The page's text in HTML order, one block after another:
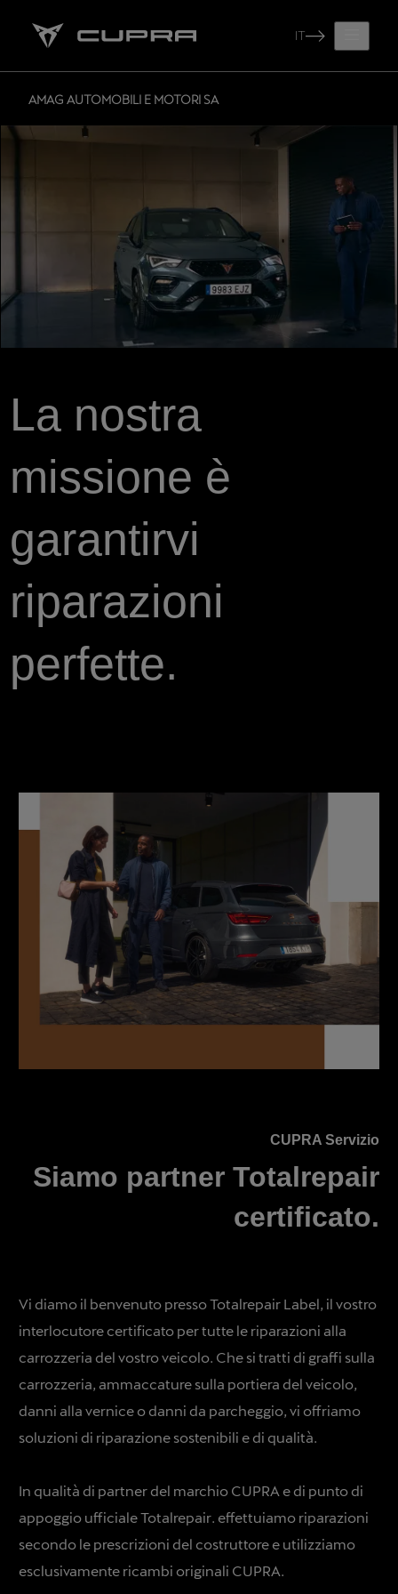
IT
AMAG AUTOMOBILI E MOTORI SA
La nostra
missione è
garantirvi
riparazioni
perfette.
CUPRA Servizio
Siamo partner Totalrepair
certificato.
Vi diamo il benvenuto presso Totalrepair Label, il vostro
interlocutore certificato per tutte le riparazioni alla
carrozzeria del vostro veicolo. Che si tratti di graffi sulla
carrozzeria, ammaccature sulla portiera del veicolo,
danni alla vernice o danni da parcheggio, vi offriamo
soluzioni di riparazione sostenibili e di qualità.
In qualità di partner del marchio CUPRA e di punto di
appoggio ufficiale Totalrepair. effettuiamo riparazioni
secondo le prescrizioni del costruttore e utilizziamo
esclusivamente ricambi originali CUPRA.